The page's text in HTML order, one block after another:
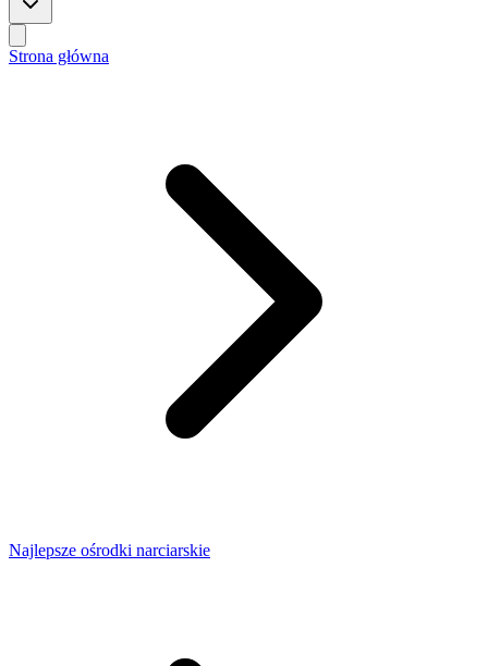
Strona główna
Najlepsze ośrodki narciarskie